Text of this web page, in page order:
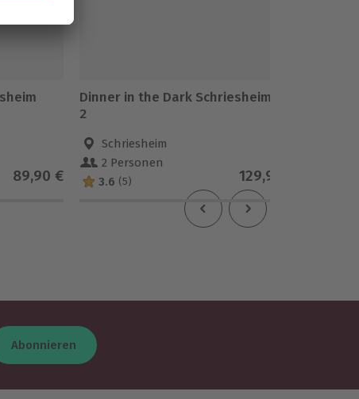
89,90 €
Dinner in the Dark Schriesheim für
2
Schriesheim
2 Personen
3.6 (5) 129,90 €
Abonnieren